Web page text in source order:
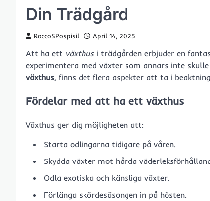
Din Trädgård
RoccoSPospisil April 14, 2025
Att ha ett växthusi trädgården erbjuder en
experimentera med växter som annars inte
växthus, finns det flera aspekter att ta i
Fördelar med att ha ett växthus
Växthus ger dig möjligheten att:
Starta odlingarna tidigare på våren.
Skydda växter mot hårda
Odla exotiska och känsliga växter.
Förlänga skördesäsongen in på hösten.